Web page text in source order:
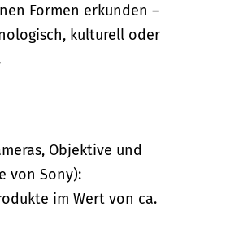
Formen erkunden –
kulturell oder
Objektive und
von Sony):
im Wert von ca.